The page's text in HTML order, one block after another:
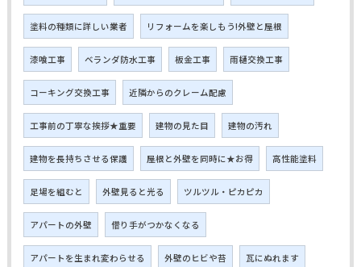
塗料の種類に詳しい業者 リフォームを楽しもう!外壁と屋根
漆喰工事 ベランダ防水工事 板金工事 雨樋交換工事
コーキング交換工事 近隣からのクレーム配慮
工事前の丁寧な挨拶★重要 建物の見た目 建物の汚れ
建物を長持ちさせる保護 屋根と外壁を同時に★お得 高性能塗料
足場を組むと 外壁見ると光る ツルツル・ピカピカ
アパートの外壁 借り手がつかなくなる
アパートを生まれ変わらせる 外壁のヒビや苔 瓦にぬれます